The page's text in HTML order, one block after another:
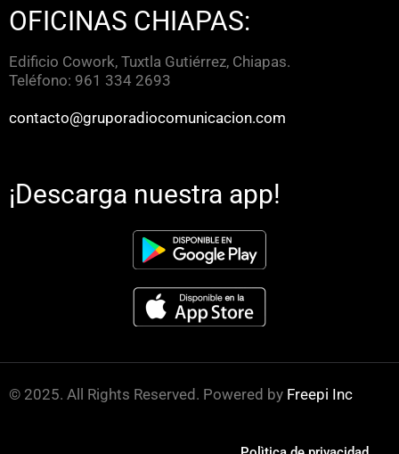
OFICINAS CHIAPAS:
Edificio Cowork, Tuxtla Gutiérrez, Chiapas.
Teléfono: 961 334 2693
contacto@gruporadiocomunicacion.com
¡Descarga nuestra app!
© 2025. All Rights Reserved. Powered by Freepi Inc